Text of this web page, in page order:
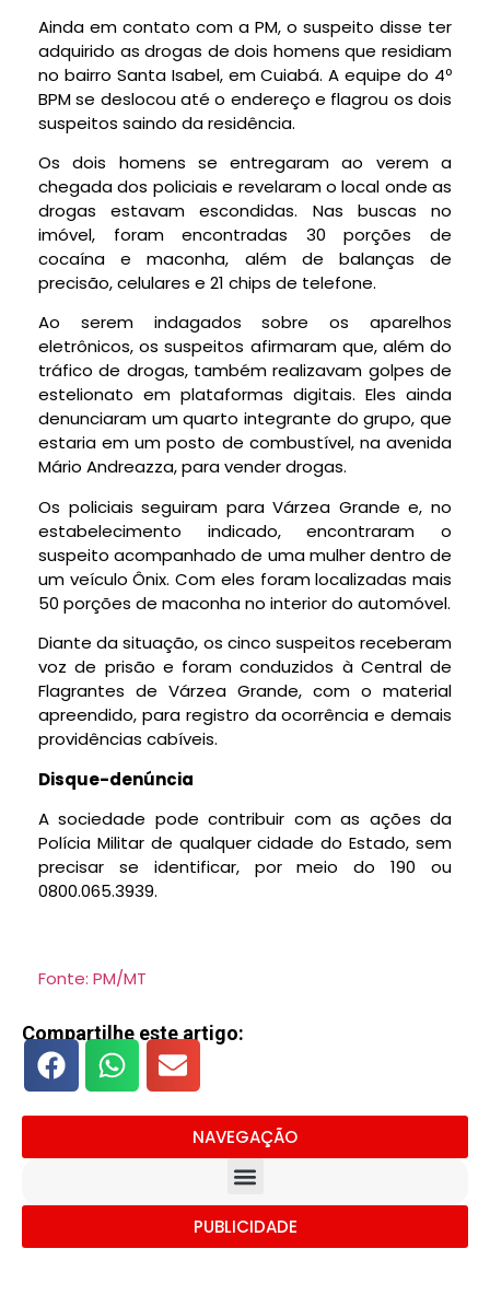
Ainda em contato com a PM, o suspeito disse ter
adquirido as drogas de dois homens que residiam
no bairro Santa Isabel, em Cuiabá. A equipe do 4º
BPM se deslocou até o endereço e flagrou os dois
suspeitos saindo da residência.
Os dois homens se entregaram ao verem a
chegada dos policiais e revelaram o local onde as
drogas estavam escondidas. Nas buscas no
imóvel, foram encontradas 30 porções de
cocaína e maconha, além de balanças de
precisão, celulares e 21 chips de telefone.
Ao serem indagados sobre os aparelhos
eletrônicos, os suspeitos afirmaram que, além do
tráfico de drogas, também realizavam golpes de
estelionato em plataformas digitais. Eles ainda
denunciaram um quarto integrante do grupo, que
estaria em um posto de combustível, na avenida
Mário Andreazza, para vender drogas.
Os policiais seguiram para Várzea Grande e, no
estabelecimento indicado, encontraram o
suspeito acompanhado de uma mulher dentro de
um veículo Ônix. Com eles foram localizadas mais
50 porções de maconha no interior do automóvel.
Diante da situação, os cinco suspeitos receberam
voz de prisão e foram conduzidos à Central de
Flagrantes de Várzea Grande, com o material
apreendido, para registro da ocorrência e demais
providências cabíveis.
Disque-denúncia
A sociedade pode contribuir com as ações da
Polícia Militar de qualquer cidade do Estado, sem
precisar se identificar, por meio do 190 ou
0800.065.3939.
Fonte: PM/MT
Compartilhe este artigo:
NAVEGAÇÃO
PUBLICIDADE